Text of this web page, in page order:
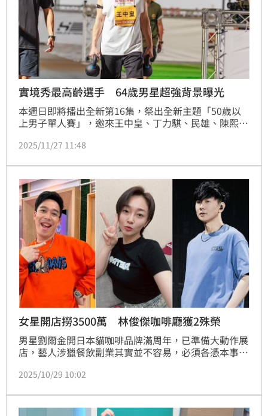
實境秀最高齡選手 64歲男星超強背景曝光
本週日即將播出全新第16集，祭出全新主題「50歲以
上男子單人賽」，邀來王中皇、丁力騏、民雄、陳熙鋒
過、沒輸過！」64歲的王中皇則以最高齡身份迎戰，喊
2025/11/27 11:48
女星開店撈3500萬 林俊傑咖啡廳獲2殊榮
男星劉爾金開日本貓咖啡品牌滿周年，已準備大動作展
店，藝人涉獵餐飲副業其實並不容易，必須各憑本事。
開的鹹酥雞創始店「炸綺來」，兩年後因房東賣房收
2025/10/29 10:02